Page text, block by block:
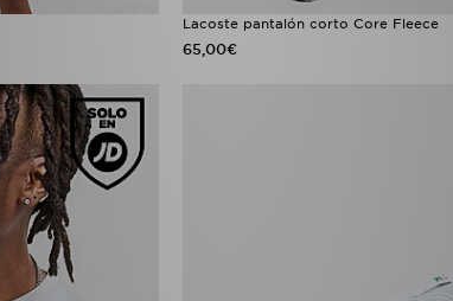
Lacoste pantalón corto Core Fleece
65,00€